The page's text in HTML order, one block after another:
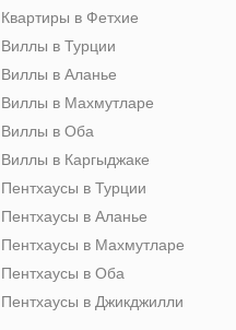
Квартиры в Фетхие
Виллы в Турции
Виллы в Аланье
Виллы в Махмутларе
Виллы в Оба
Виллы в Каргыджаке
Пентхаусы в Турции
Пентхаусы в Аланье
Пентхаусы в Махмутларе
Пентхаусы в Оба
Пентхаусы в Джикджилли